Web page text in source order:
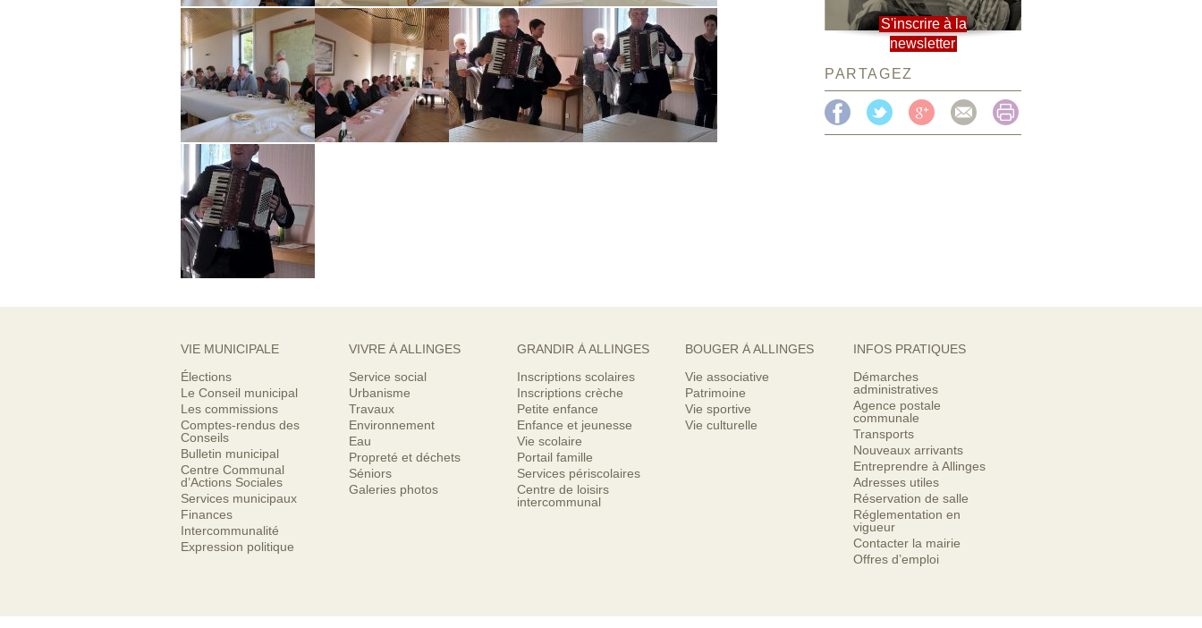
S'inscrire à la
newsletter
PARTAGEZ
VIE MUNICIPALE
Élections
Le Conseil municipal
Les commissions
Comptes-rendus des
Conseils
Bulletin municipal
Centre Communal
d’Actions Sociales
Services municipaux
Finances
Intercommunalité
Expression politique
VIVRE À ALLINGES
Service social
Urbanisme
Travaux
Environnement
Eau
Propreté et déchets
Séniors
Galeries photos
GRANDIR À ALLINGES
Inscriptions scolaires
Inscriptions crèche
Petite enfance
Enfance et jeunesse
Vie scolaire
Portail famille
Services périscolaires
Centre de loisirs
intercommunal
BOUGER À ALLINGES
Vie associative
Patrimoine
Vie sportive
Vie culturelle
INFOS PRATIQUES
Démarches
administratives
Agence postale
communale
Transports
Nouveaux arrivants
Entreprendre à Allinges
Adresses utiles
Réservation de salle
Réglementation en
vigueur
Contacter la mairie
Offres d’emploi